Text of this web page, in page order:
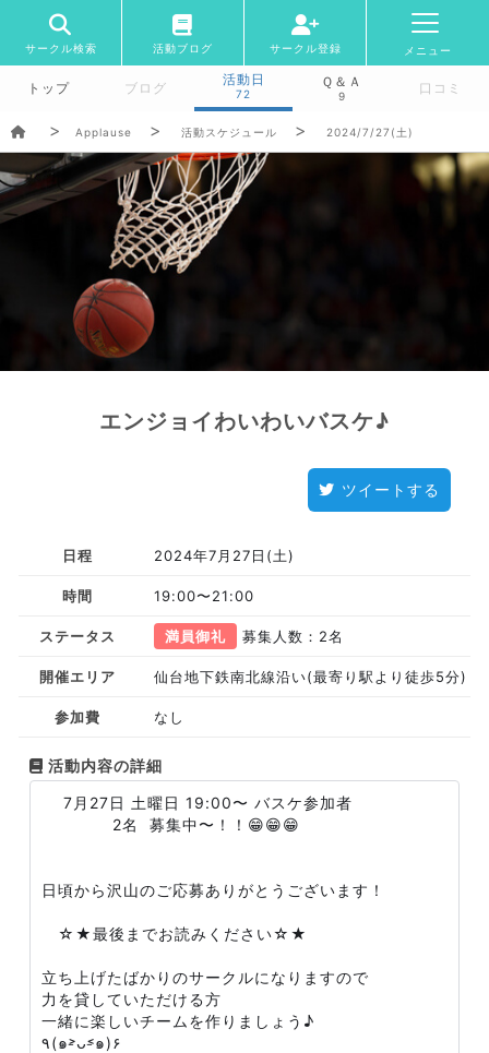
サークル検索 活動ブログ サークル登録 メニュー
トップ ブログ
活動日
72
Ｑ＆Ａ
9 口コミ
Applause 活動スケジュール 2024/7/27(土)
エンジョイわいわいバスケ♪
ツイートする
日程 2024年7月27日(土)
時間 19:00〜21:00
ステータス 満員御礼 募集人数：2名
開催エリア 仙台地下鉄南北線沿い(最寄り駅より徒歩5分)
参加費 なし
活動内容の詳細
7月27日 土曜日 19:00〜 バスケ参加者
2名 募集中〜！！😁😁😁
日頃から沢山のご応募ありがとうございます！
☆★最後までお読みください☆★
立ち上げたばかりのサークルになりますので
力を貸していただける方
一緒に楽しいチームを作りましょう♪
٩(๑˃̵ᴗ˂̵๑)۶